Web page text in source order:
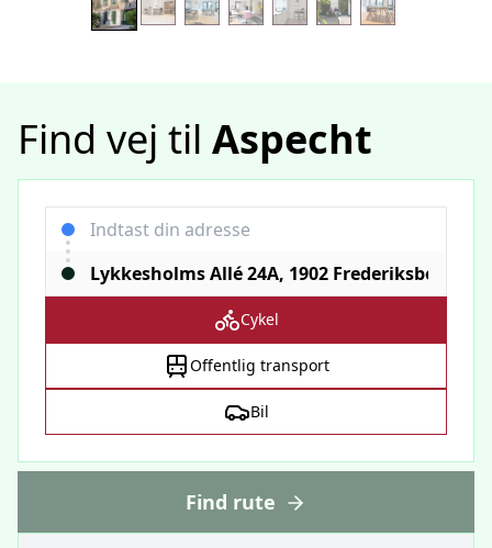
Find vej til Aspecht
Cykel
Offentlig transport
Bil
Find rute